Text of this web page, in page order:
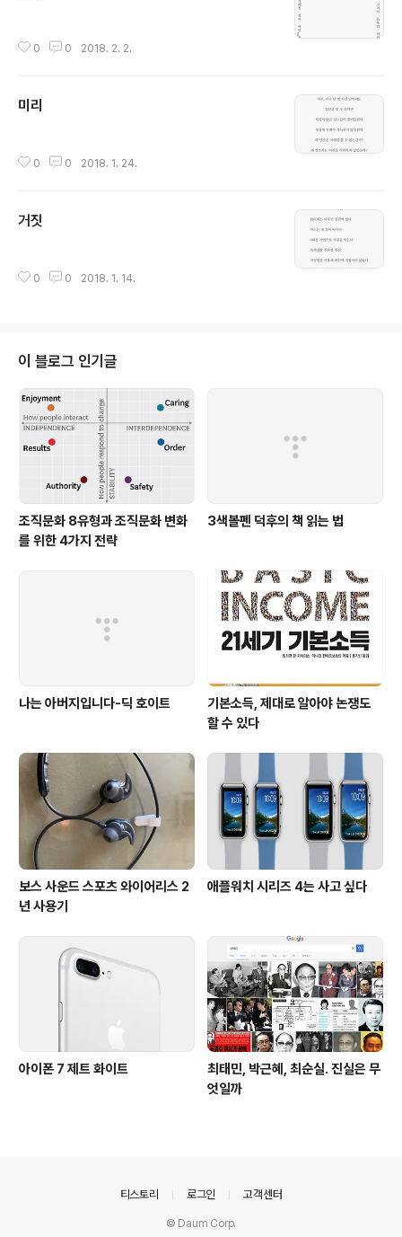
0 0 2018. 2. 2.
미리
0 0 2018. 1. 24.
거짓
0 0 2018. 1. 14.
이 블로그 인기글
조직문화 8유형과 조직문화 변화
를 위한 4가지 전략
3색볼펜 덕후의 책 읽는 법
나는 아버지입니다-딕 호이트
기본소득, 제대로 알아야 논쟁도
할 수 있다
보스 사운드 스포츠 와이어리스 2
년 사용기
애플워치 시리즈 4는 사고 싶다
아이폰 7 제트 화이트
최태민, 박근혜, 최순실. 진실은 무
엇일까
티스토리 로그인 고객센터
© Daum Corp.